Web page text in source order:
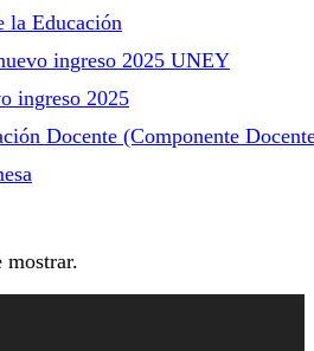
la Educación
ingreso 2025 UNEY
ingreso 2025
Docente (Componente
mostrar.